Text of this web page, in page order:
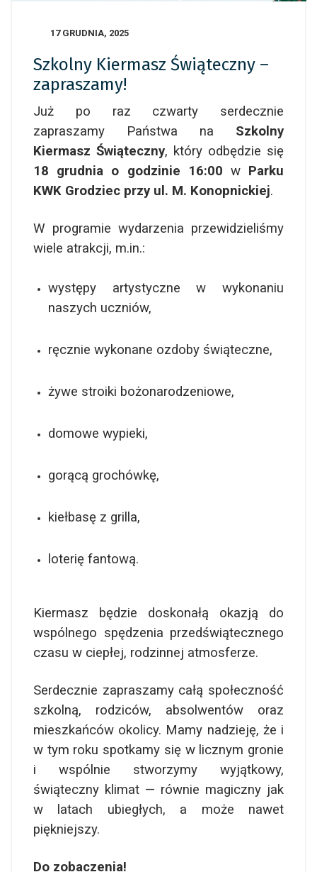
17 GRUDNIA, 2025
Szkolny Kiermasz Świąteczny –
zapraszamy!
Już po raz czwarty serdecznie
zapraszamy Państwa na Szkolny
Kiermasz Świąteczny, który odbędzie się
18 grudnia o godzinie 16:00 w Parku
KWK Grodziec przy ul. M. Konopnickiej.
W programie wydarzenia przewidzieliśmy
wiele atrakcji, m.in.:
występy artystyczne w wykonaniu
naszych uczniów,
ręcznie wykonane ozdoby świąteczne,
żywe stroiki bożonarodzeniowe,
domowe wypieki,
gorącą grochówkę,
kiełbasę z grilla,
loterię fantową.
Kiermasz będzie doskonałą okazją do
wspólnego spędzenia przedświątecznego
czasu w ciepłej, rodzinnej atmosferze.
Serdecznie zapraszamy całą społeczność
szkolną, rodziców, absolwentów oraz
mieszkańców okolicy. Mamy nadzieję, że i
w tym roku spotkamy się w licznym gronie
i wspólnie stworzymy wyjątkowy,
świąteczny klimat — równie magiczny jak
w latach ubiegłych, a może nawet
piękniejszy.
Do zobaczenia!